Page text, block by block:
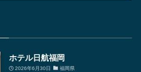
ホテル日航福岡
2026年6月30日 福岡県